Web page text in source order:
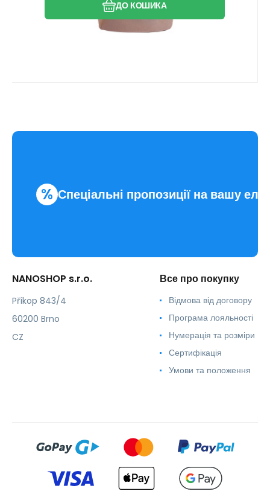
ДО КОШИКА
% Спеціальні пропозиції на вашу
NANOSHOP s.r.o.
Příkop 843/4
60200 Brno
CZ
Все про покупку
Відмова від договору
Програма лояльності
Нумерація та розміри
Сертифікація
Умови та положення